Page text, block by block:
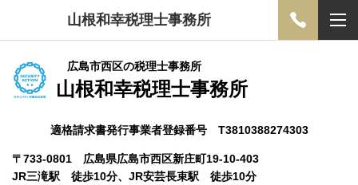
山根和幸税理士事務所
広島市西区の税理士事務所
山根和幸税理士事務所
適格請求書発行事業者登録番号 T3810388274303
〒733-0801 広島県広島市西区新庄町19-10-403
JR三滝駅 徒歩10分、JR安芸長束駅 徒歩10分